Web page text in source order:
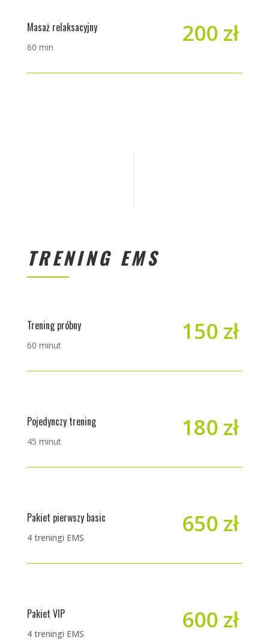
Masaż relaksacyjny
60 min
200 zł
TRENING EMS
Trening próbny
60 minut
150 zł
Pojedynczy trening
45 minut
180 zł
Pakiet pierwszy basic
4 treningi EMS
650 zł
Pakiet VIP
4 treningi EMS
600 zł